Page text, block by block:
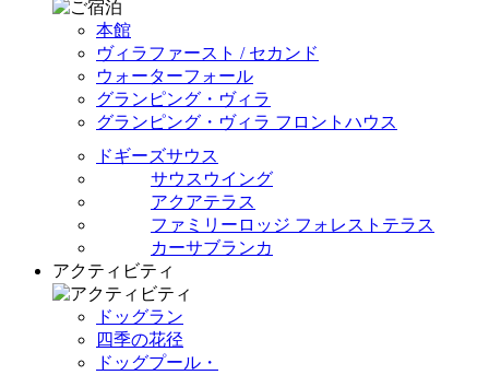
本館
ヴィラファースト / セカンド
ウォーターフォール
グランピング・ヴィラ
グランピング・ヴィラ フロントハウス
ドギーズサウス
サウスウイング
アクアテラス
ファミリーロッジ フォレストテラス
カーサブランカ
アクティビティ
ドッグラン
四季の花径
ドッグプール・